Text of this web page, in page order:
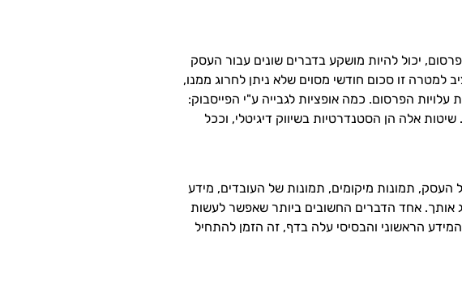
יכול להיות מושקע בדברים שונים עבור העסק
זו סכום חודשי מסוים שלא ניתן לחרוג ממנו,
הפרסום. כמה אופציות לגבייה ע"י הפייסבוק:
אלה הן הסטנדרטיות בשיווק דיגיטלי, וככל
תמונות מיקומים, תמונות של העובדים, מידע
אותך. אחד הדברים החשובים ביותר שאפשר לעשות
הראשוני והבסיסי עלה בדף, זה הזמן להתחיל